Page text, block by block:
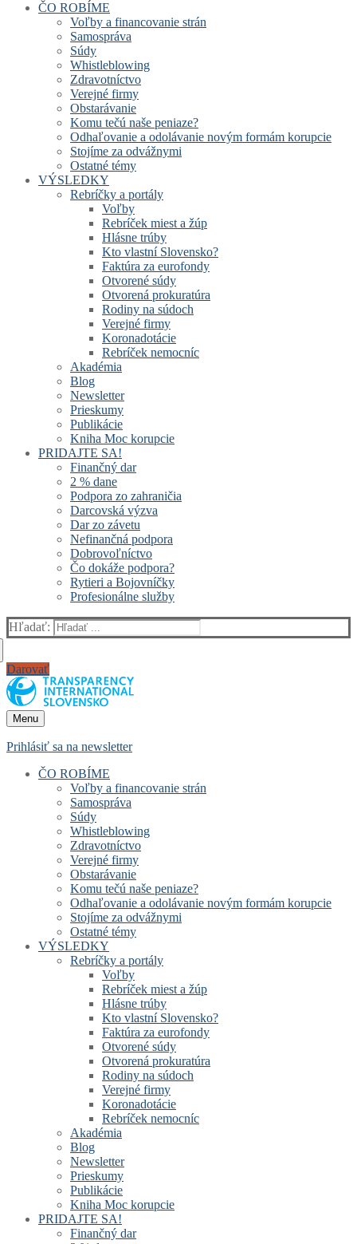
ČO ROBÍME
Voľby a financovanie strán
Samospráva
Súdy
Whistleblowing
Zdravotníctvo
Verejné firmy
Obstarávanie
Komu tečú naše peniaze?
Odhaľovanie a odolávanie novým formám korupcie
Stojíme za odvážnymi
Ostatné témy
VÝSLEDKY
Rebríčky a portály
Voľby
Rebríček miest a žúp
Hlásne trúby
Kto vlastní Slovensko?
Faktúra za eurofondy
Otvorené súdy
Otvorená prokuratúra
Rodiny na súdoch
Verejné firmy
Koronadotácie
Rebríček nemocníc
Akadémia
Blog
Newsletter
Prieskumy
Publikácie
Kniha Moc korupcie
PRIDAJTE SA!
Finančný dar
2 % dane
Podpora zo zahraničia
Darcovská výzva
Dar zo závetu
Nefinančná podpora
Dobrovoľníctvo
Čo dokáže podpora?
Rytieri a Bojovníčky
Profesionálne služby
Hľadať:
Darovať
Menu
Prihlásiť sa na newsletter
ČO ROBÍME
Voľby a financovanie strán
Samospráva
Súdy
Whistleblowing
Zdravotníctvo
Verejné firmy
Obstarávanie
Komu tečú naše peniaze?
Odhaľovanie a odolávanie novým formám korupcie
Stojíme za odvážnymi
Ostatné témy
VÝSLEDKY
Rebríčky a portály
Voľby
Rebríček miest a žúp
Hlásne trúby
Kto vlastní Slovensko?
Faktúra za eurofondy
Otvorené súdy
Otvorená prokuratúra
Rodiny na súdoch
Verejné firmy
Koronadotácie
Rebríček nemocníc
Akadémia
Blog
Newsletter
Prieskumy
Publikácie
Kniha Moc korupcie
PRIDAJTE SA!
Finančný dar